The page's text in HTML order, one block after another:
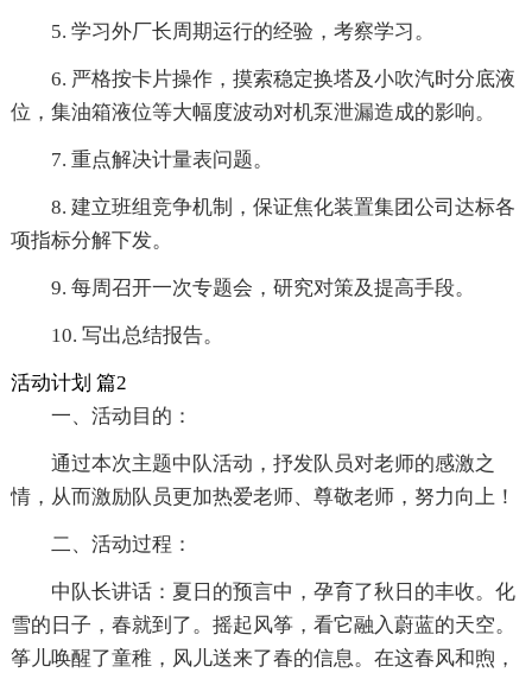
5. 学习外厂长周期运行的经验，考察学习。
6. 严格按卡片操作，摸索稳定换塔及小吹汽时分底液
位，集油箱液位等大幅度波动对机泵泄漏造成的影响。
7. 重点解决计量表问题。
8. 建立班组竞争机制，保证焦化装置集团公司达标各
项指标分解下发。
9. 每周召开一次专题会，研究对策及提高手段。
10. 写出总结报告。
活动计划 篇2
一、活动目的：
通过本次主题中队活动，抒发队员对老师的感激之
情，从而激励队员更加热爱老师、尊敬老师，努力向上！
二、活动过程：
中队长讲话：夏日的预言中，孕育了秋日的丰收。化
雪的日子，春就到了。摇起风筝，看它融入蔚蓝的天空。
筝儿唤醒了童稚，风儿送来了春的信息。在这春风和煦，